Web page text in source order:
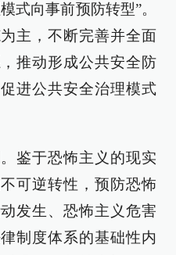
式向事前预防转型”。
主，不断完善并全面
推动形成公共安全防
进公共安全治理模式
鉴于恐怖主义的现实
可逆转性，预防恐怖
发生、恐怖主义危害
制度体系的基础性内